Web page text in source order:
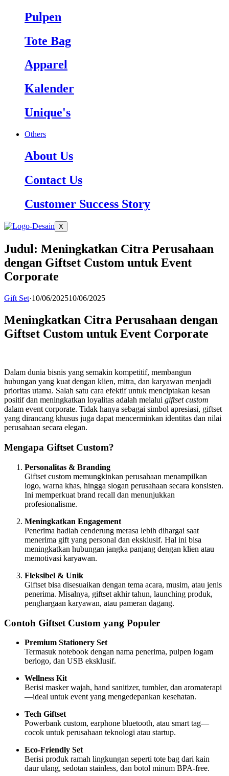
Pulpen
Tote Bag
Apparel
Kalender
Unique's
Others
About Us
Contact Us
Customer Success Story
X
Judul: Meningkatkan Citra Perusahaan
dengan Giftset Custom untuk Event
Corporate
Gift Set·10/06/202510/06/2025
Meningkatkan Citra Perusahaan dengan
Giftset Custom untuk Event Corporate
Dalam dunia bisnis yang semakin kompetitif, membangun
hubungan yang kuat dengan klien, mitra, dan karyawan menjadi
prioritas utama. Salah satu cara efektif untuk menciptakan kesan
positif dan meningkatkan loyalitas adalah melalui giftset custom
dalam event corporate. Tidak hanya sebagai simbol apresiasi, giftset
yang dirancang khusus juga dapat mencerminkan identitas dan nilai
perusahaan secara elegan.
Mengapa Giftset Custom?
Personalitas & Branding
Giftset custom memungkinkan perusahaan menampilkan
logo, warna khas, hingga slogan perusahaan secara konsisten.
Ini memperkuat brand recall dan menunjukkan
profesionalisme.
Meningkatkan Engagement
Penerima hadiah cenderung merasa lebih dihargai saat
menerima gift yang personal dan eksklusif. Hal ini bisa
meningkatkan hubungan jangka panjang dengan klien atau
memotivasi karyawan.
Fleksibel & Unik
Giftset bisa disesuaikan dengan tema acara, musim, atau jenis
penerima. Misalnya, giftset akhir tahun, launching produk,
penghargaan karyawan, atau pameran dagang.
Contoh Giftset Custom yang Populer
Premium Stationery Set
Termasuk notebook dengan nama penerima, pulpen logam
berlogo, dan USB eksklusif.
Wellness Kit
Berisi masker wajah, hand sanitizer, tumbler, dan aromaterapi
—ideal untuk event yang mengedepankan kesehatan.
Tech Giftset
Powerbank custom, earphone bluetooth, atau smart tag—
cocok untuk perusahaan teknologi atau startup.
Eco-Friendly Set
Berisi produk ramah lingkungan seperti tote bag dari kain
daur ulang, sedotan stainless, dan botol minum BPA-free.